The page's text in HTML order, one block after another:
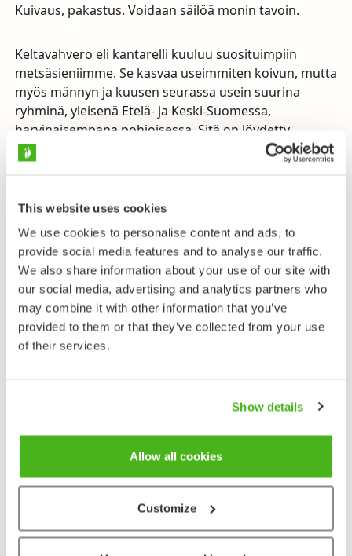
This website uses cookies
We use cookies to personalise content and ads, to
provide social media features and to analyse our traffic.
We also share information about your use of our site with
our social media, advertising and analytics partners who
may combine it with other information that you’ve
provided to them or that they’ve collected from your use
of their services.
Show details
Allow all cookies
Customize
Kuivaus, pakastus. Voidaan säilöä monin tavoin.
Keltavahvero eli kantarelli kuuluu suosituimpiin
metsäsieniimme. Se kasvaa useimmiten koivun, mutta
myös männyn ja kuusen seurassa usein suurina
ryhminä, yleisenä Etelä- ja Keski-Suomessa,
harvinaisempana pohjoisessa. Sitä on löydetty
kuitenkin Tunturi-Lappia myöten. Kantarelli on helppo
tunnistaa, se on runsassatoinen ja sen satokausi on
alkutalveen. Keltavahvero on myös hyvin
paikkauskollinen ja sitä voi löytää samasta paikasta
vuodesta toiseen. Hyvät kantarellipaikat ovatkin
mökkiläisten tarkoin varjeltuja salaisuuksia.
Keltavahveron itiöemät ovat sienestäjän riemuksi
hidaskasvuisia, pitkäikäisiä ja harvemmin toukkaisia
tiivismaltoisuutensa vuoksi. Kerätytkin sienet säilyvät
usean päivän tuoreina kuivassa ja viileässä paikassa.
keltainen, laakea ja kuoppakeskustainen.
Valevahvero on lahottaja ja kasvaa karikkeessa,
puuaineksessa tai kannoilla. Valevahveron malto on
ohuempaa ja pehmeämpää ja sen jalka on tummempi
kuin keltavahveron. Valevahvero on syötäväksi
kelpaava, mutta sitkeähkö.